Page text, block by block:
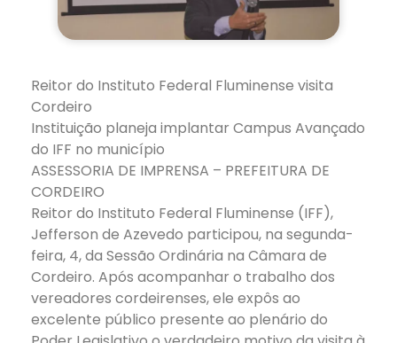
Reitor do Instituto Federal Fluminense visita
Cordeiro
Instituição planeja implantar Campus Avançado
do IFF no município
ASSESSORIA DE IMPRENSA – PREFEITURA DE
CORDEIRO
Reitor do Instituto Federal Fluminense (IFF),
Jefferson de Azevedo participou, na segunda-
feira, 4, da Sessão Ordinária na Câmara de
Cordeiro. Após acompanhar o trabalho dos
vereadores cordeirenses, ele expôs ao
excelente público presente ao plenário do